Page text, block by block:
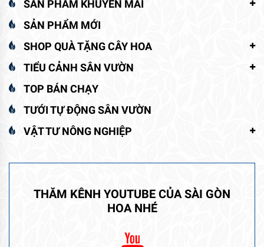
SẢN PHẨM KHUYẾN MÃI
SẢN PHẨM MỚI
SHOP QUÀ TẶNG CÂY HOA
TIỂU CẢNH SÂN VƯỜN
TOP BÁN CHẠY
TƯỚI TỰ ĐỘNG SÂN VƯỜN
VẬT TƯ NÔNG NGHIỆP
THĂM KÊNH YOUTUBE CỦA SÀI GÒN
HOA NHÉ